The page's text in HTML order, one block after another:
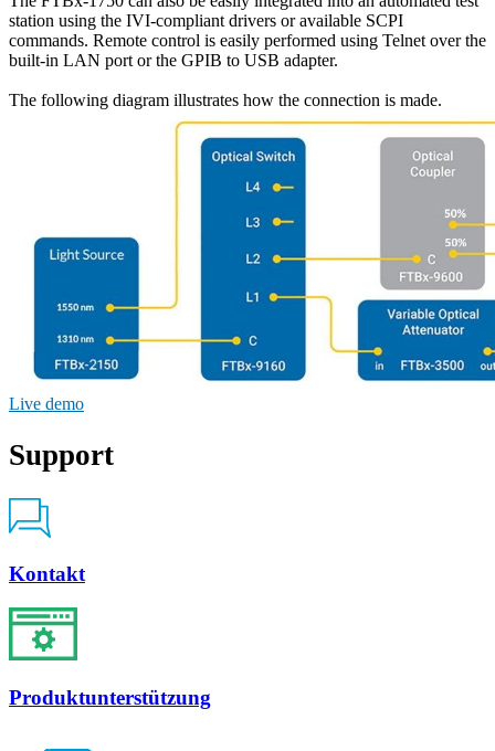
station using the IVI-compliant drivers or available SCPI
commands. Remote control is easily performed using Telnet over the
built-in LAN port or the GPIB to USB adapter.
The following diagram illustrates how the connection is made.
Live demo
Support
Kontakt
Produktunterstützung